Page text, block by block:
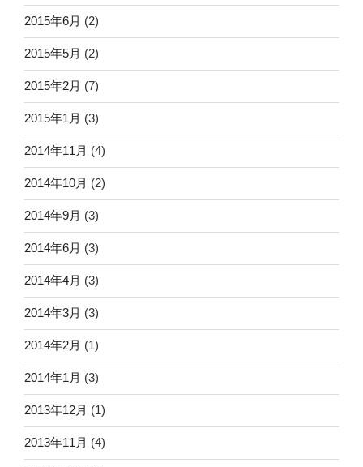
2015年6月 (2)
2015年5月 (2)
2015年2月 (7)
2015年1月 (3)
2014年11月 (4)
2014年10月 (2)
2014年9月 (3)
2014年6月 (3)
2014年4月 (3)
2014年3月 (3)
2014年2月 (1)
2014年1月 (3)
2013年12月 (1)
2013年11月 (4)